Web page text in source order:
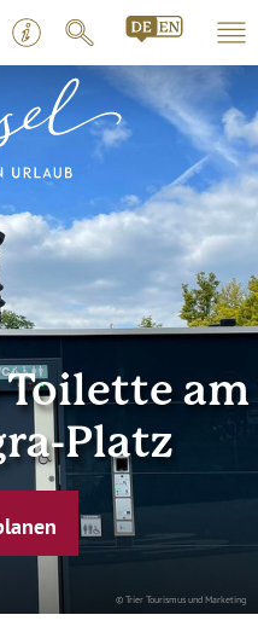
© Trier Tourismus und Marketing
am
Platz